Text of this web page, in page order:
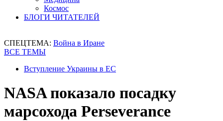
Космос
БЛОГИ ЧИТАТЕЛЕЙ
СПЕЦТЕМА: Война в Иране
ВСЕ ТЕМЫ
Вступление Украины в ЕС
NASA показало посадку
марсохода Perseverance